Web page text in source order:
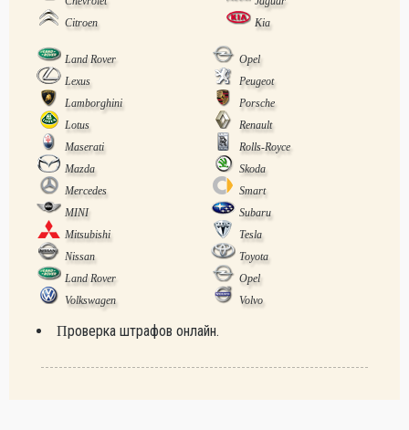
Citroen
Kia
Land Rover
Opel
Lexus
Peugeot
Lamborghini
Porsche
Lotus
Renault
Maserati
Rolls-Royce
Mazda
Skoda
Mercedes
Smart
MINI
Subaru
Mitsubishi
Tesla
Nissan
Toyota
Land Rover
Opel
Volkswagen
Volvo
Проверка штрафов онлайн.